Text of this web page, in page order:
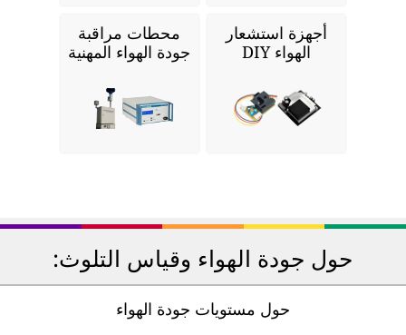
أجهزة استشعار
الهواء DIY
محطات مراقبة
جودة الهواء المهنية
حول جودة الهواء وقياس التلوث:
حول مستويات جودة الهواء